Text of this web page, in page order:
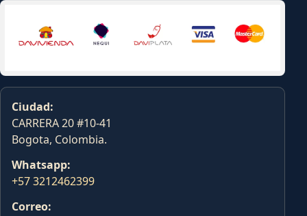
Ciudad:
CARRERA 20 #10-41
Bogota, Colombia.
Whatsapp:
+57 3212462399
Correo: